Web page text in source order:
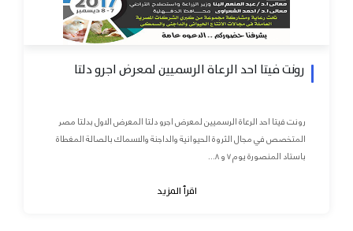
رونت فيتا احد الرعاة الرسميين لمعرض اجرو دلتا
رونت فيتا احد الرعاة الرسميين لمعرض اجرو دلتا المعرض الاول بدلتا مصر
المتخصص في مجال الثروة الحيوانية والداجنة والاسماك بالصالة المغطاة
باستاد المنصورة يوم ٧ و ٨...
اقرأ المزيد